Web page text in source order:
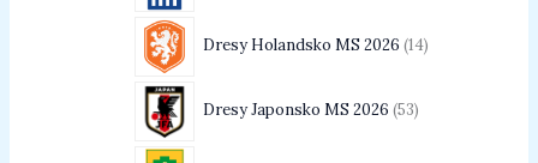
Dresy Holandsko MS 2026 14
Dresy Japonsko MS 2026 53